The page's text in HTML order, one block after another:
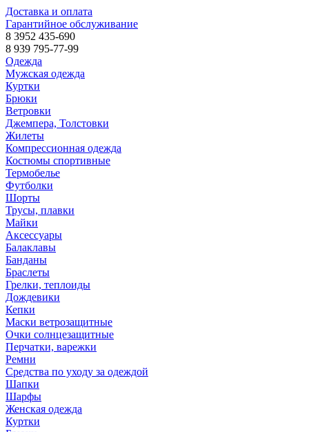
Доставка и оплата
Гарантийное обслуживание
8 3952 435-690
8 939 795-77-99
Одежда
Мужская одежда
Куртки
Брюки
Ветровки
Джемпера, Толстовки
Жилеты
Компрессионная одежда
Костюмы спортивные
Термобелье
Футболки
Шорты
Трусы, плавки
Майки
Аксессуары
Балаклавы
Банданы
Браслеты
Грелки, теплоиды
Дождевики
Кепки
Маски ветрозащитные
Очки солнцезащитные
Перчатки, варежки
Ремни
Средства по уходу за одеждой
Шапки
Шарфы
Женская одежда
Куртки